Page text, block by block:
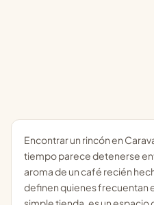
Encontrar un rincón en
tiempo parece detenerse
aroma de un café recién
definen quienes frecuentan